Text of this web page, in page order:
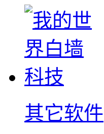
其它软件